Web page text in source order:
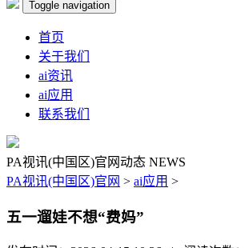
Toggle navigation
首页
关于我们
ai资讯
ai应用
联系我们
PA视讯(中国区)官网动态 NEWS
PA视讯(中国区)官网 > ai应用 >
五一遛娃不想“费妈”